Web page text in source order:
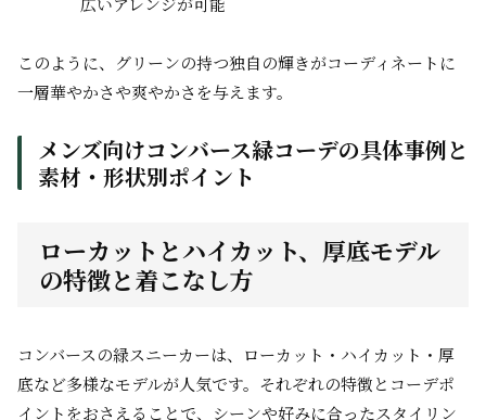
このように、グリーンの持つ独自の輝きがコーディネートに
一層華やかさや爽やかさを与えます。
メンズ向けコンバース緑コーデの具体事例と
素材・形状別ポイント
ローカットとハイカット、厚底モデル
の特徴と着こなし方
コンバースの緑スニーカーは、ローカット・ハイカット・厚
底など多様なモデルが人気です。それぞれの特徴とコーデポ
イントをおさえることで、シーンや好みに合ったスタイリン